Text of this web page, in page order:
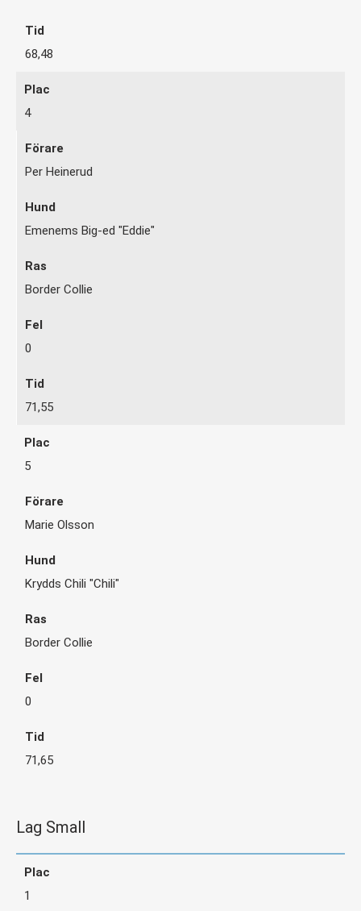
68,48
4
Per Heinerud
Emenems Big-ed "Eddie"
Border Collie
0
71,55
5
Marie Olsson
Krydds Chili "Chili"
Border Collie
0
71,65
Lag Small
1